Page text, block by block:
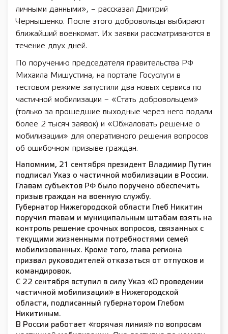
личными данными», – рассказал Дмитрий
Чернышенко. После этого добровольцы выбирают
ближайший военкомат. Их заявки рассматриваются в
течение двух дней.
По поручению председателя правительства РФ
Михаила Мишустина, на портале Госуслуги в
тестовом режиме запустили два новых сервиса по
частичной мобилизации – «Стать добровольцем»
(только за прошедшие выходные через него подали
более 2 тысяч заявок) и «Обжаловать решение о
мобилизации» для оперативного решения вопросов
об ошибочном призыве граждан.
Напомним, 21 сентября президент Владимир Путин
подписал Указ о частичной мобилизации в России.
Главам субъектов РФ было поручено обеспечить
призыв граждан на военную службу.
Губернатор Нижегородской области Глеб Никитин
поручил главам и муниципальным штабам взять на
контроль решение срочных вопросов, связанных с
текущими жизненными потребностями семей
мобилизованных. Кроме того, глава региона
призвал руководителей отказаться от отпусков и
командировок.
С 22 сентября вступил в силу Указ «О проведении
частичной мобилизации» в Нижегородской
области, подписанный губернатором Глебом
Никитиным.
В России работает «горячая линия» по вопросам